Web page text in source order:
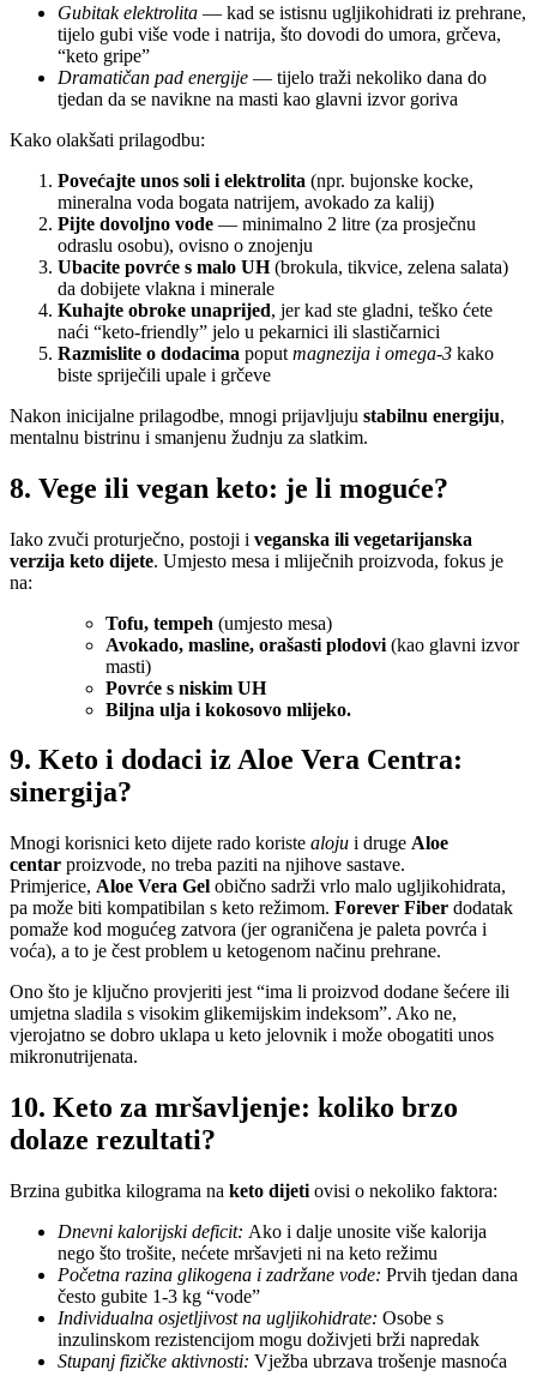
Gubitak elektrolita — kad se istisnu ugljikohidrati iz prehrane,
tijelo gubi više vode i natrija, što dovodi do umora, grčeva,
“keto gripe”
Dramatičan pad energije — tijelo traži nekoliko dana do
tjedan da se navikne na masti kao glavni izvor goriva
Kako olakšati prilagodbu:
Povećajte unos soli i elektrolita (npr. bujonske kocke,
mineralna voda bogata natrijem, avokado za kalij)
Pijte dovoljno vode — minimalno 2 litre (za prosječnu
odraslu osobu), ovisno o znojenju
Ubacite povrće s malo UH(brokula, tikvice, zelena salata)
da dobijete vlakna i minerale
Kuhajte obroke unaprijed, jer kad ste gladni, teško ćete
naći “keto-friendly” jelo u pekarnici ili slastičarnici
Razmislite o dodacima poput magnezija i omega-3 kako
biste spriječili upale i grčeve
Nakon inicijalne prilagodbe, mnogi prijavljuju stabilnu energiju,
mentalnu bistrinu i smanjenu žudnju za slatkim.
8. Vege ili vegan keto: je li moguće?
Iako zvuči proturječno, postoji i veganska ili vegetarijanska
verzija keto dijete. Umjesto mesa i mliječnih proizvoda, fokus je
na:
Tofu, tempeh (umjesto mesa)
Avokado, masline, orašasti plodovi (kao glavni izvor
masti)
Povrće s niskim UH
Biljna ulja i kokosovo mlijeko.
9. Keto i dodaci iz Aloe Vera Centra:
sinergija?
Mnogi korisnici keto dijete rado koriste aloju i druge Aloe
centar proizvode, no treba paziti na njihove sastave.
Primjerice, Aloe Vera Gel obično sadrži vrlo malo ugljikohidrata,
pa može biti kompatibilan s keto režimom. Forever Fiber dodatak
pomaže kod mogućeg zatvora (jer ograničena je paleta povrća i
voća), a to je čest problem u ketogenom načinu prehrane.
Ono što je ključno provjeriti jest “ima li proizvod dodane šećere ili
umjetna sladila s visokim glikemijskim indeksom”. Ako ne,
vjerojatno se dobro uklapa u keto jelovnik i može obogatiti unos
mikronutrijenata.
10. Keto za mršavljenje: koliko brzo
dolaze rezultati?
Brzina gubitka kilograma na keto dijeti ovisi o nekoliko faktora:
Dnevni kalorijski deficit: Ako i dalje unosite više kalorija
nego što trošite, nećete mršavjeti ni na keto režimu
Početna razina glikogena i zadržane vode: Prvih tjedan dana
često gubite 1-3 kg “vode”
Individualna osjetljivost na ugljikohidrate: Osobe s
inzulinskom rezistencijom mogu doživjeti brži napredak
Stupanj fizičke aktivnosti: Vježba ubrzava trošenje masnoća